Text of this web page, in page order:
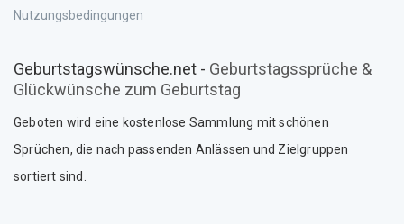
Nutzungsbedingungen
Geburtstagswünsche.net - Geburtstagssprüche &
Glückwünsche zum Geburtstag
Geboten wird eine kostenlose Sammlung mit schönen
Sprüchen, die nach passenden Anlässen und Zielgruppen
sortiert sind.